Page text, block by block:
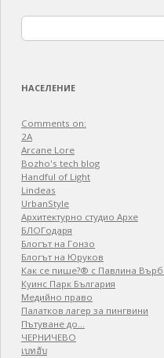
for:
НАСЕЛЕНИЕ
Comments on:
2A
Arcane Lore
Bozho's tech blog
Handful of Light
Lindeas
UrbanStyle
Архитектурно студио Архе
БЛОГодаря
Блогът на Гонзо
Блогът на Юруков
Как се пише?® с Павлина
Куинс Парк България
Медийно право
Палатков лагер зa пингвини
Пътуване до…
ЧЕРНИЧЕВО
เบทฮับ